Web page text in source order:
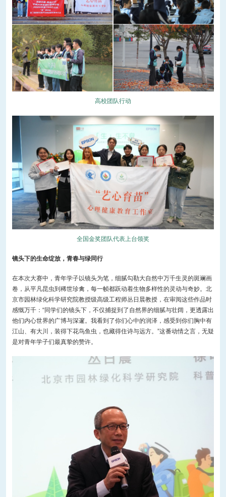
高校团队行动
全国金奖团队代表上台领奖
镜头下的生命绽放，青春与绿同行
在本次大赛中，青年学子以镜头为笔，细腻勾勒大自然中万千生灵的斑斓画
卷，从平凡昆虫到稀世珍禽，每一帧都跃动着生物多样性的灵动与奇妙。北
京市园林绿化科学研究院教授级高级工程师丛日晨教授，在审阅这些作品时
感慨万千：“同学们的镜头下，不仅捕捉到了自然界的细腻与壮阔，更透露出
他们内心世界的广博与深邃。我看到了你们心中的润泽，感受到你们胸中有
江山、有大川，装得下花鸟鱼虫，也藏得住诗与远方。”这番动情之言，无疑
是对青年学子们最真挚的赞许。